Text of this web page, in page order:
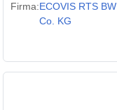
Firma:ECOVIS RTS
Co. KG